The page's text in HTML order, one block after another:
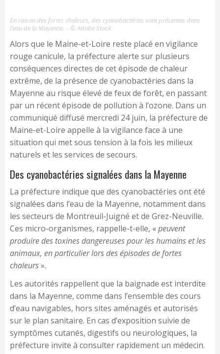
En raison des fortes chaleurs, des cyanobactéries sont présentes dans
l’eau de la Mayenne. – © Adobe Stock
Alors que le Maine-et-Loire reste placé en vigilance
rouge canicule, la préfecture alerte sur plusieurs
conséquences directes de cet épisode de chaleur
extrême, de la présence de cyanobactéries dans la
Mayenne au risque élevé de feux de forêt, en passant
par un récent épisode de pollution à l’ozone. Dans un
communiqué diffusé mercredi 24 juin, la préfecture de
Maine-et-Loire appelle à la vigilance face à une
situation qui met sous tension à la fois les milieux
naturels et les services de secours.
Des cyanobactéries signalées dans la Mayenne
La préfecture indique que des cyanobactéries ont été
signalées dans l’eau de la Mayenne, notamment dans
les secteurs de Montreuil-Juigné et de Grez-Neuville.
Ces micro-organismes, rappelle-t-elle, «peuvent
produire des toxines dangereuses pour les humains et les
animaux, en particulier lors des épisodes de fortes
chaleurs».
Les autorités rappellent que la baignade est interdite
dans la Mayenne, comme dans l’ensemble des cours
d’eau navigables, hors sites aménagés et autorisés
sur le plan sanitaire. En cas d’exposition suivie de
symptômes cutanés, digestifs ou neurologiques, la
préfecture invite à consulter rapidement un médecin.